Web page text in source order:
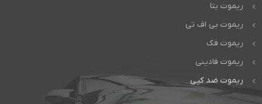
ریموت بتا
ریموت بی اف تی
ریموت فک
ریموت فادینی
ریموت ضد کپی